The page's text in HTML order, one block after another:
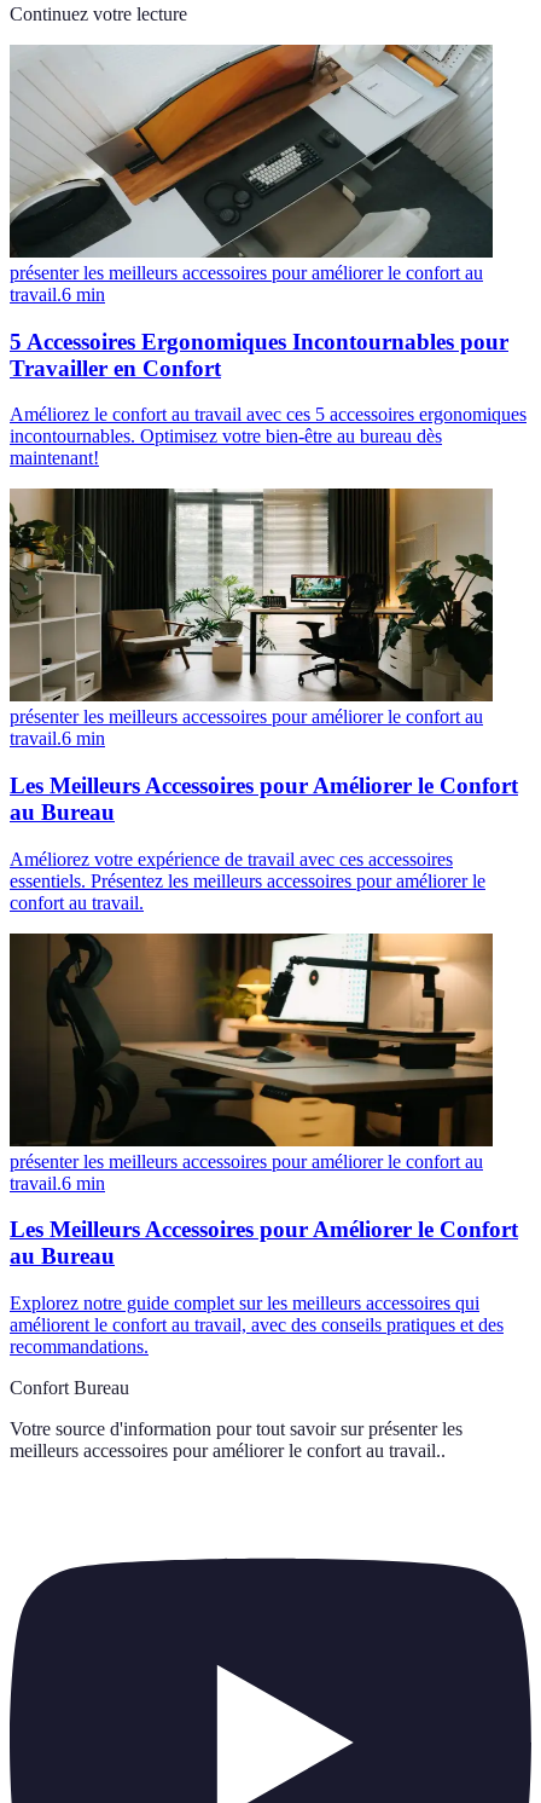
Continuez votre lecture
présenter les meilleurs accessoires pour améliorer le confort au
travail.6 min
5 Accessoires Ergonomiques Incontournables pour
Travailler en Confort
Améliorez le confort au travail avec ces 5 accessoires ergonomiques
incontournables. Optimisez votre bien-être au bureau dès
maintenant!
présenter les meilleurs accessoires pour améliorer le confort au
travail.6 min
Les Meilleurs Accessoires pour Améliorer le Confort
au Bureau
Améliorez votre expérience de travail avec ces accessoires
essentiels. Présentez les meilleurs accessoires pour améliorer le
confort au travail.
présenter les meilleurs accessoires pour améliorer le confort au
travail.6 min
Les Meilleurs Accessoires pour Améliorer le Confort
au Bureau
Explorez notre guide complet sur les meilleurs accessoires qui
améliorent le confort au travail, avec des conseils pratiques et des
recommandations.
Confort Bureau
Votre source d'information pour tout savoir sur présenter les
meilleurs accessoires pour améliorer le confort au travail..